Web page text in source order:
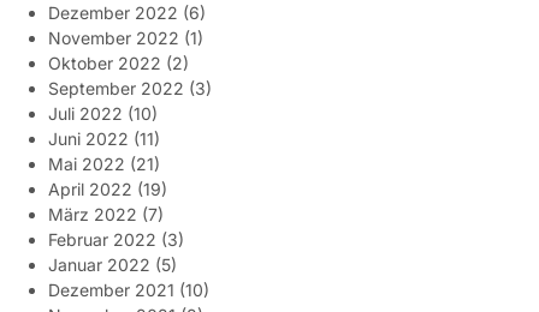
Dezember 2022 (6)
November 2022 (1)
Oktober 2022 (2)
September 2022 (3)
Juli 2022 (10)
Juni 2022 (11)
Mai 2022 (21)
April 2022 (19)
März 2022 (7)
Februar 2022 (3)
Januar 2022 (5)
Dezember 2021 (10)